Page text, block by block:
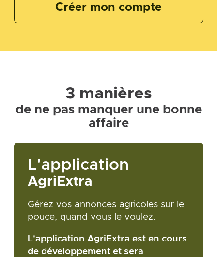
Créer mon compte
3 manières
de ne pas manquer une bonne
affaire
L'application
AgriExtra
Gérez vos annonces agricoles sur le
pouce, quand vous le voulez.
L'application AgriExtra est en cours
de développement et sera